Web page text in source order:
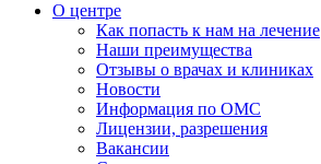
О центре
Как попасть к нам на лечение
Наши преимущества
Отзывы о врачах и клиниках
Новости
Информация по ОМС
Лицензии, разрешения
Вакансии